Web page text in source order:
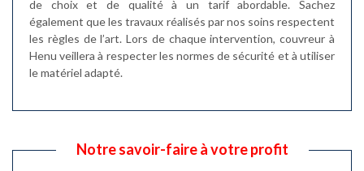
de choix et de qualité à un tarif abordable. Sachez
également que les travaux réalisés par nos soins respectent
les règles de l’art. Lors de chaque intervention, couvreur à
Henu veillera à respecter les normes de sécurité et à utiliser
le matériel adapté.
Notre savoir-faire à votre profit